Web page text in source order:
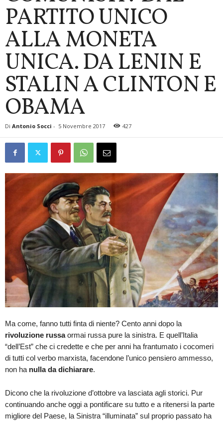
PARTITO UNICO
ALLA MONETA
UNICA. DA LENIN E
STALIN A CLINTON E
OBAMA
Di Antonio Socci - 5 Novembre 2017 427
Ma come, fanno tutti finta di niente? Cento anni dopo la
rivoluzione russaormai russa pure la sinistra. E quell’Italia
“dell’Est” che ci credette e che per anni ha frantumato i cocomeri
di tutti col verbo marxista, facendone l’unico pensiero ammesso,
non ha nulla da dichiarare.
Dicono che la rivoluzione d’ottobre va lasciata agli storici. Pur
continuando anche oggi a pontificare su tutto e a ritenersi la parte
migliore del Paese, la Sinistra “illuminata” sul proprio passato ha